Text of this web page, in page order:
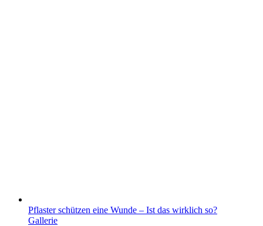
Pflaster schützen eine Wunde – Ist das wirklich so?
Gallerie